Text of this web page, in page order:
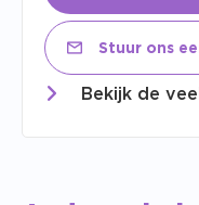
Stuur ons
Bekijk de